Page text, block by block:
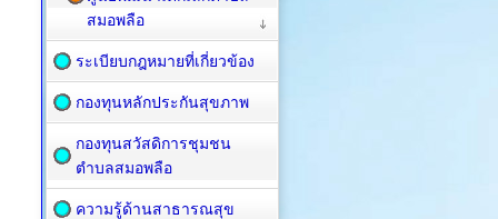
สมอพลือ
ระเบียบกฎหมายที่เกี่ยวข้อง
กองทุนหลักประกันสุขภาพ
กองทุนสวัสดิการชุมชน
ตำบลสมอพลือ
ความรู้ด้านสาธารณสุข